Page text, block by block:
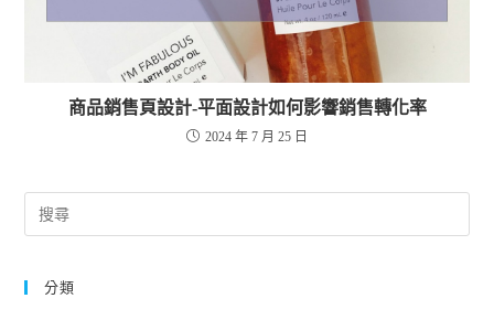
商品銷售頁設計-平面設計如何影響銷售轉化率
2024 年 7 月 25 日
分類